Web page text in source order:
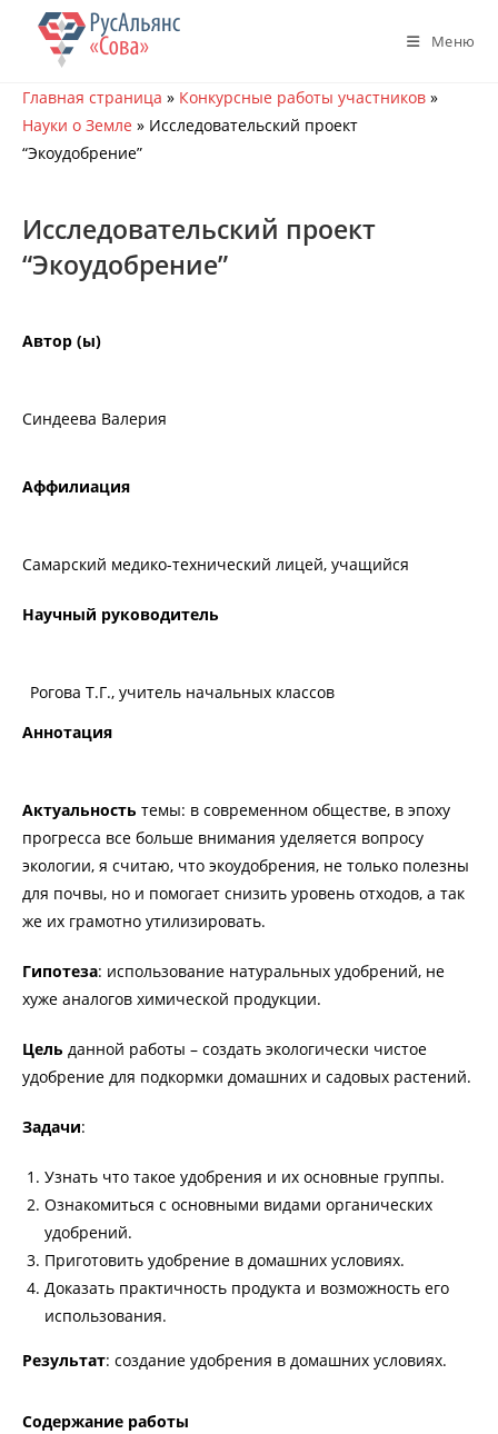
Перейти
содержимому
Меню
Главная страница » Конкурсные работы участников »
Науки о Земле » Исследовательский проект
“Экоудобрение”
Исследовательский проект
“Экоудобрение”
Автор (ы)
Синдеева Валерия
Аффилиация
Самарский медико-технический лицей, учащийся
Научный руководитель
Рогова Т.Г., учитель начальных классов
Аннотация
Актуальность темы: в современном обществе, в эпоху
прогресса все больше внимания уделяется вопросу
экологии, я считаю, что экоудобрения, не только полезны
для почвы, но и помогает снизить уровень отходов, а так
же их грамотно утилизировать.
Гипотеза: использование натуральных удобрений, не
хуже аналогов химической продукции.
Цель данной работы – создать экологически чистое
удобрение для подкормки домашних и садовых растений.
Задачи:
Узнать что такое удобрения и их основные группы.
Ознакомиться с основными видами органических
удобрений.
Приготовить удобрение в домашних условиях.
Доказать практичность продукта и возможность его
использования.
Результат: создание удобрения в домашних условиях.
Содержание работы